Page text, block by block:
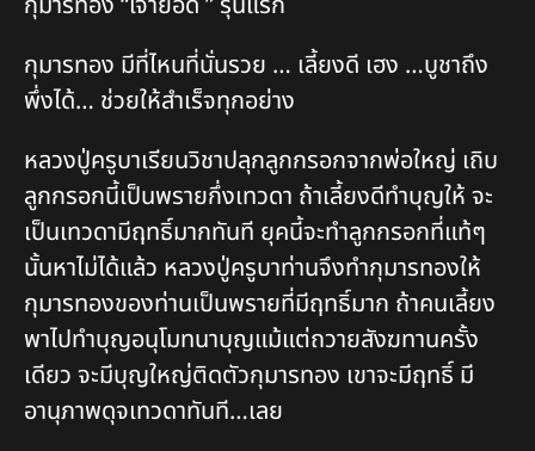
กุมารทอง มีที่ไหนที่นั่นรวย … เลี้ยงดี เฮง …บูชาถึง
พึ่งได้… ช่วยให้สำเร็จทุกอย่าง
หลวงปู่ครูบาเรียนวิชาปลุกลูกกรอกจากพ่อใหญ่ เถิบ
ลูกกรอกนี้เป็นพรายกึ่งเทวดา ถ้าเลี้ยงดีทำบุญให้ จะ
เป็นเทวดามีฤทธิ์มากทันที ยุคนี้จะทำลูกกรอกที่แท้ๆ
นั้นหาไม่ได้แล้ว หลวงปู่ครูบาท่านจึงทำกุมารทองให้
กุมารทองของท่านเป็นพรายที่มีฤทธิ์มาก ถ้าคนเลี้ยง
พาไปทำบุญอนุโมทนาบุญแม้แต่ถวายสังฆทานครั้ง
เดียว จะมีบุญใหญ่ติดตัวกุมารทอง เขาจะมีฤทธิ์ มี
อานุภาพดุจเทวดาทันที…เลย